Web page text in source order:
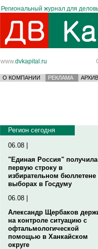
Региональный журнал для
www.dvkapital.ru
О КОМПАНИИ РЕКЛАМА АРХИВ
Регион сегодня
06.08 |
"Единая Россия" получила
первую строку в
избирательном бюллетене
выборах в Госдуму
06.08 |
Александр Щербаков
на контроле ситуацию с
офтальмологической
помощью в Ханкайском
округе